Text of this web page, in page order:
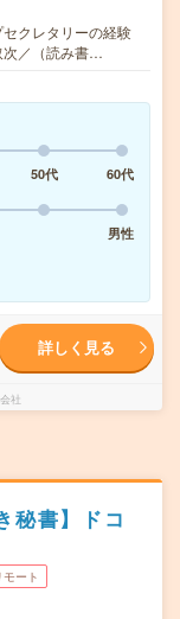
クレタリーの経験
次／（読み書…
50代
60代
男性
詳しく見る
社
秘書】ドコ
モート